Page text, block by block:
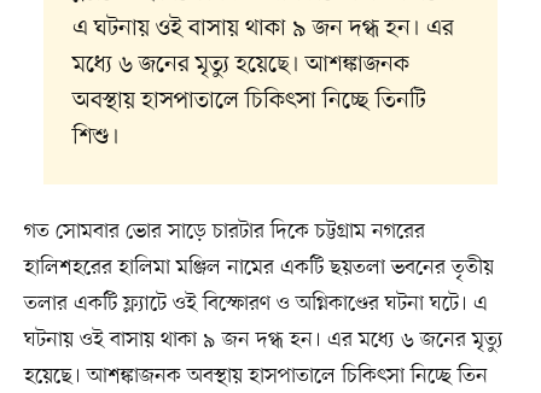
এ ঘটনায় ওই বাসায় থাকা ৯ জন দগ্ধ হন। এর
মধ্যে ৬ জনের মৃত্যু হয়েছে। আশঙ্কাজনক
অবস্থায় হাসপাতালে চিকিৎসা নিচ্ছে তিনটি
শিশু।
গত সোমবার ভোর সাড়ে চারটার দিকে চট্টগ্রাম নগরের
হালিশহরের হালিমা মঞ্জিল নামের একটি ছয়তলা ভবনের তৃতীয়
তলার একটি ফ্ল্যাটে ওই বিস্ফোরণ ও অগ্নিকাণ্ডের ঘটনা ঘটে। এ
ঘটনায় ওই বাসায় থাকা ৯ জন দগ্ধ হন। এর মধ্যে ৬ জনের মৃত্যু
হয়েছে। আশঙ্কাজনক অবস্থায় হাসপাতালে চিকিৎসা নিচ্ছে তিন